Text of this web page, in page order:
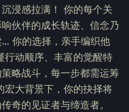
浸感拉满！ 你的每个关
伙伴的成长轨迹、信念乃
你的选择，亲手编织他
行动顺序、丰富的觉醒特
略战斗，每一步都需运筹
宏大背景下，你的抉择将
奇的见证者与缔造者。